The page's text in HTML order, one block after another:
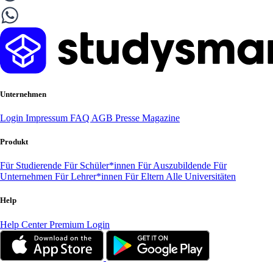
Unternehmen
Login Impressum FAQ AGB Presse Magazine
Produkt
Für Studierende Für Schüler*innen Für Auszubildende Für
Unternehmen Für Lehrer*innen Für Eltern Alle Universitäten
Help
Help CenterPremium Login